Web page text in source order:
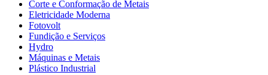
Corte e Conformação de Metais
Eletricidade Moderna
Fotovolt
Fundição e Serviços
Hydro
Máquinas e Metais
Plástico Industrial